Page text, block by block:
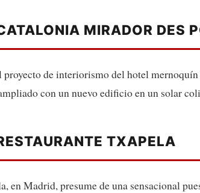
MIRADOR DES
de interiorismo del hotel
con un nuevo edificio en un solar
TXAPELA
en Madrid, presume de una sensacional